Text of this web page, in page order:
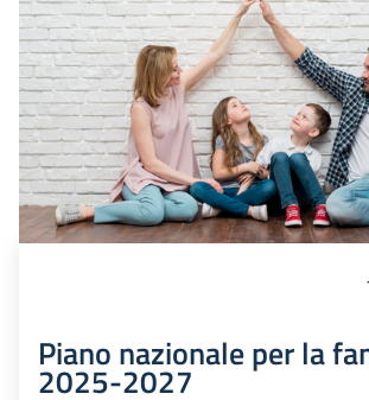
Piano nazionale per la
2025-2027